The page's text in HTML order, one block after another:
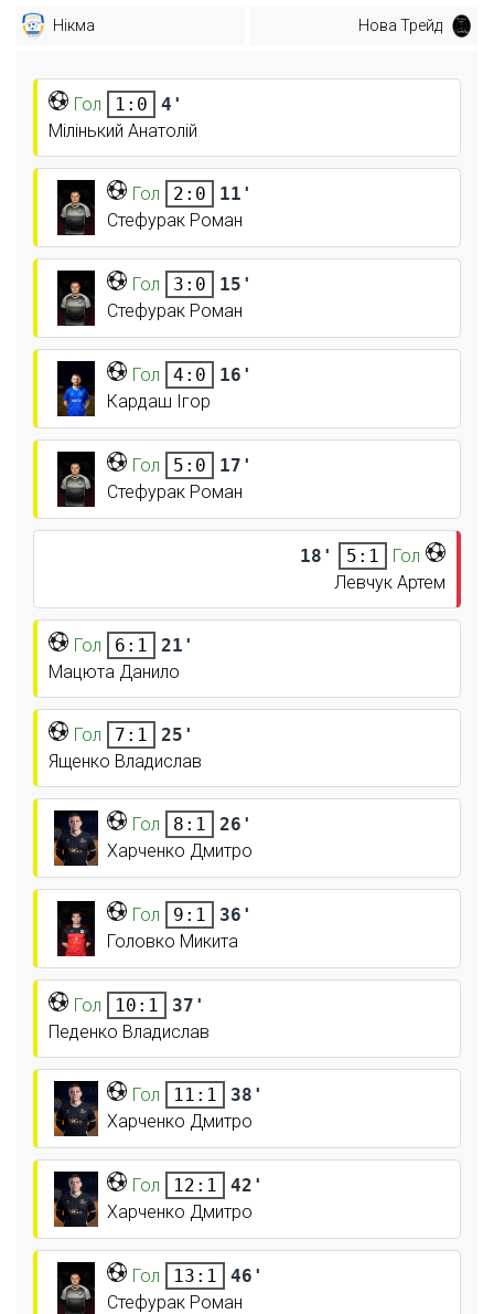
Нікма Нова Трейд
Гол 1:0
4'
Мілінький Анатолій
Гол 2:0
11'
Стефурак Роман
Гол 3:0
15'
Стефурак Роман
Гол 4:0
16'
Кардаш Ігор
Гол 5:0
17'
Стефурак Роман
18' 5:1
Гол
Левчук Артем
Гол 6:1
21'
Мацюта Данило
Гол 7:1
25'
Ященко Владислав
Гол 8:1
26'
Харченко Дмитро
Гол 9:1
36'
Головко Микита
Гол 10:1
37'
Педенко Владислав
Гол 11:1
38'
Харченко Дмитро
Гол 12:1
42'
Харченко Дмитро
Гол 13:1
46'
Стефурак Роман